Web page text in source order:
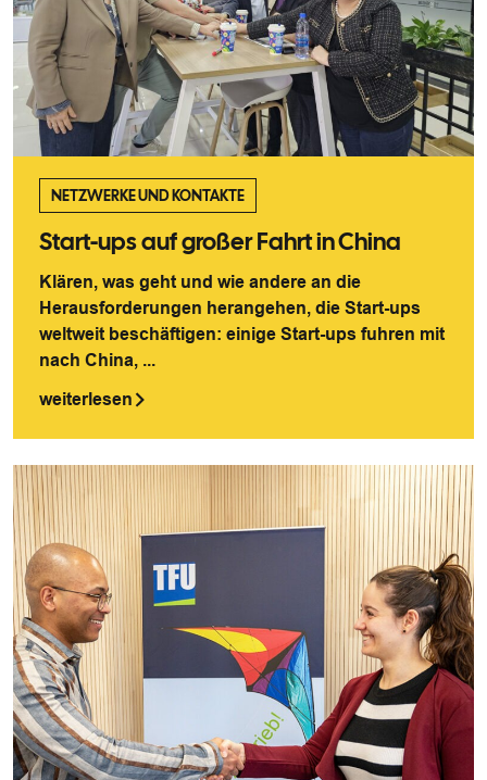
NETZWERKE UND KONTAKTE
Start-ups auf großer Fahrt in China
Klären, was geht und wie andere an die
Herausforderungen herangehen, die Start-ups
weltweit beschäftigen: einige Start-ups fuhren mit
nach China, ...
weiterlesen